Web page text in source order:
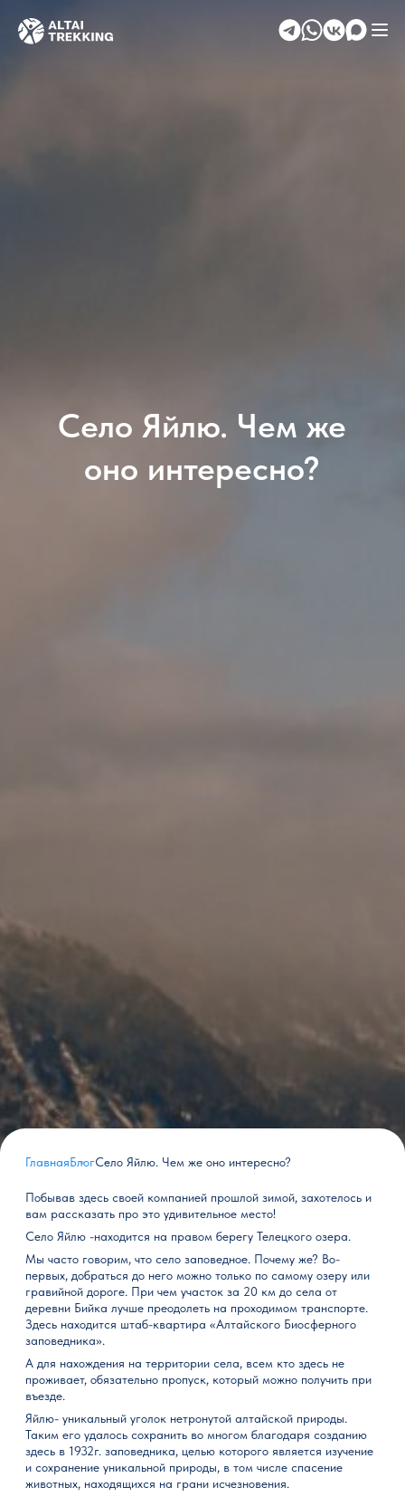
Село Яйлю. Чем же
оно интересно?
ГлавнаяБлогСело Яйлю. Чем же оно интересно?
Побывав здесь своей компанией прошлой зимой, захотелось и
вам рассказать про это удивительное место!
Село Яйлю -находится на правом берегу Телецкого озера.
Мы часто говорим, что село заповедное. Почему же? Во-
первых, добраться до него можно только по самому озеру или
гравийной дороге. При чем участок за 20 км до села от
деревни Бийка лучше преодолеть на проходимом транспорте.
Здесь находится штаб-квартира «Алтайского Биосферного
заповедника».
А для нахождения на территории села, всем кто здесь не
проживает, обязательно пропуск, который можно получить при
въезде.
Яйлю- уникальный уголок нетронутой алтайской природы.
Таким его удалось сохранить во многом благодаря созданию
здесь в 1932г. заповедника, целью которого является изучение
и сохранение уникальной природы, в том числе спасение
животных, находящихся на грани исчезновения.